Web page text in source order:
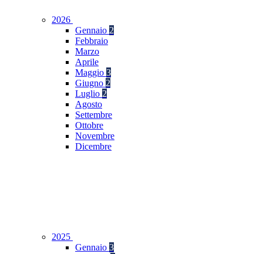
2026
Gennaio 2
Febbraio
Marzo
Aprile
Maggio 3
Giugno 2
Luglio 2
Agosto
Settembre
Ottobre
Novembre
Dicembre
2025
Gennaio 3